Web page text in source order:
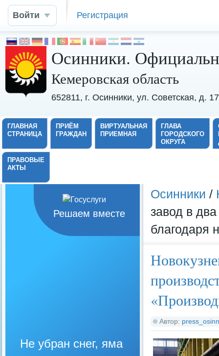
Войти Регистрация
Осинники.
Кемеровская область
652811, г. Осинники, ул. Советская, д.
ГЛАВНАЯ
СТРАНИЦА
ПРИЁМ
ГРАЖДАН
ВИРТУАЛЬНАЯ
ПРИЕМНАЯ
ГЛАВА
ГОРОДСКОГО
ОКРУГА
ПРАВОВЫЕ
АКТЫ
Осинники /
завод в
благодаря
Автор:
Решаем вместе
Не убран снег, яма